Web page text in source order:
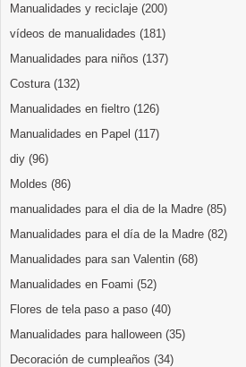
Manualidades y reciclaje (200)
vídeos de manualidades (181)
Manualidades para niños (137)
Costura (132)
Manualidades en fieltro (126)
Manualidades en Papel (117)
diy (96)
Moldes (86)
manualidades para el dia de la Madre (85)
Manualidades para el día de la Madre (82)
Manualidades para san Valentin (68)
Manualidades en Foami (52)
Flores de tela paso a paso (40)
Manualidades para halloween (35)
Decoración de cumpleaños (34)